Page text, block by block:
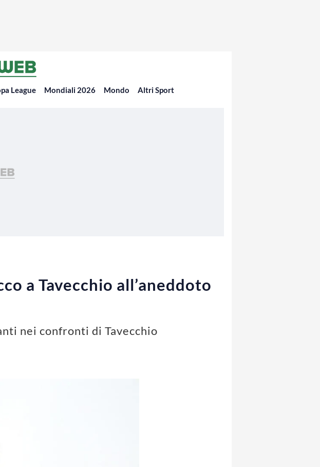
League Mondiali 2026 Mondo Altri Sport
a Tavecchio all’aneddoto
nei confronti di Tavecchio